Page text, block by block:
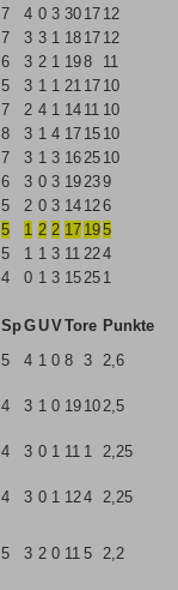
7 4 0 3 30 17 12
7 3 3 1 18 17 12
6 3 2 1 198
11
5 3 1 1 21 17 10
7 2 4 1 14 11 10
8 3 1 4 17 15 10
7 3 1 3 1625 10
6 3 0 3 19239
5 2 0 3 14 126
5 1 2 2 17 195
5 1 1 3 11 224
4 0 1 3 1525 1
SpGUVTore Punkte
5 4 1 0 8 3
2,6
4 3 1 0 19 102,5
4 3 0 1 11 1
2,25
4 3 0 1 124
2,25
5 3 2 0 11 5 2,2